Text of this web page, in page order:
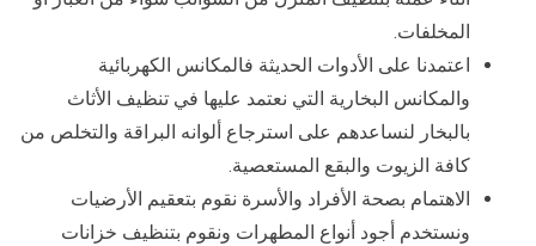
المخلفات.
اعتمدنا على الأدوات الحديثة فالمكانس الكهربائية
والمكانس البخارية التي نعتمد عليها في تنظيف الأثاث
بالبخار لنساعدهم على استرجاع ألوانه البراقة والتخلص من
كافة الزيوت والبقع المستعصية.
الاهتمام بصحة الأفراد والأسرة نقوم بتعقيم الأرضيات
ونستخدم أجود أنواع المطهرات ونقوم بتنظيف خزانات